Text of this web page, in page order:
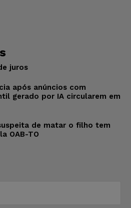
juros
após anúncios com
gerado por IA circularem em
de matar o filho tem
OAB-TO